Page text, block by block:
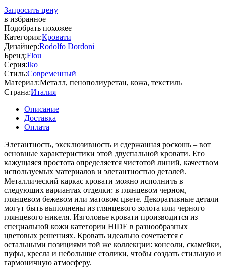
Запросить цену
в избранное
Подобрать похожее
Категория:Кровати
Дизайнер:Rodolfo Dordoni
Бренд:Flou
Серия:Iko
Стиль:Современный
Материал:Металл, пенополиуретан, кожа, текстиль
Страна:Италия
Описание
Доставка
Оплата
Элегантность, эксклюзивность и сдержанная роскошь – вот
основные характеристики этой двуспальной кровати. Его
кажущаяся простота определяется чистотой линий, качеством
используемых материалов и элегантностью деталей.
Металлический каркас кровати можно исполнить в
следующих вариантах отделки: в глянцевом черном,
глянцевом бежевом или матовом цвете. Декоративные детали
могут быть выполнены из глянцевого золота или черного
глянцевого никеля. Изголовье кровати производится из
специальной кожи категории HIDE в разнообразных
цветовых решениях. Кровать идеально сочетается с
остальными позициями той же коллекции: консоли, скамейки,
пуфы, кресла и небольшие столики, чтобы создать стильную и
гармоничную атмосферу.